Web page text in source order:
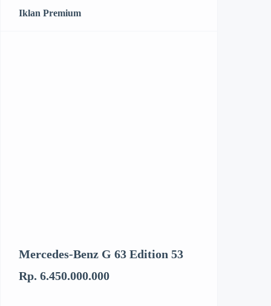
Iklan Premium
Mercedes-Benz G 63 Edition 53
Rp. 6.450.000.000